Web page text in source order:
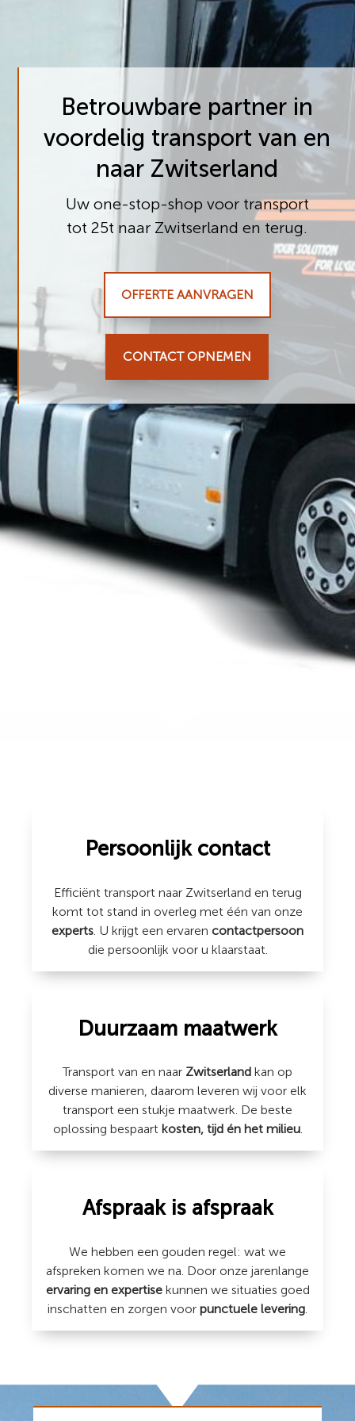
Betrouwbare partner in
voordelig transport van en
naar Zwitserland
Uw one-stop-shop voor transport
tot 25t naar Zwitserland en terug.
OFFERTE AANVRAGEN
CONTACT OPNEMEN
Persoonlijk contact
Efficiënt transport naar Zwitserland en terug
komt tot stand in overleg met één van onze
experts . U krijgt een ervaren contactpersoon
die persoonlijk voor u klaarstaat.
Duurzaam maatwerk
Transport van en naar Zwitserland kan op
diverse manieren, daarom leveren wij voor elk
transport een stukje maatwerk. De beste
oplossing bespaart kosten, tijd én het milieu.
Afspraak is afspraak
We hebben een gouden regel: wat we
afspreken komen we na. Door onze jarenlange
ervaring en expertise kunnen we situaties goed
inschatten en zorgen voor punctuele levering